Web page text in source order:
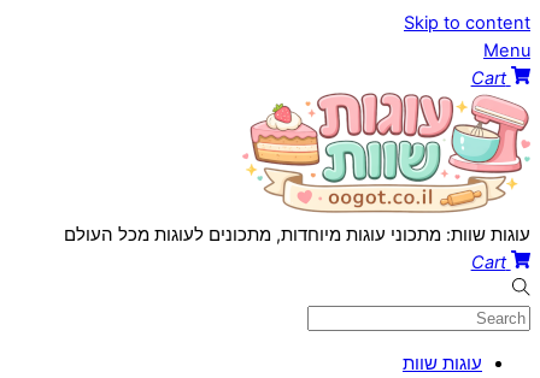
Skip to content
Menu
Cart
עוגות שוות: מתכוני עוגות מיוחדות, מתכונים לעוגות מכל העולם
Cart
עוגות שוות